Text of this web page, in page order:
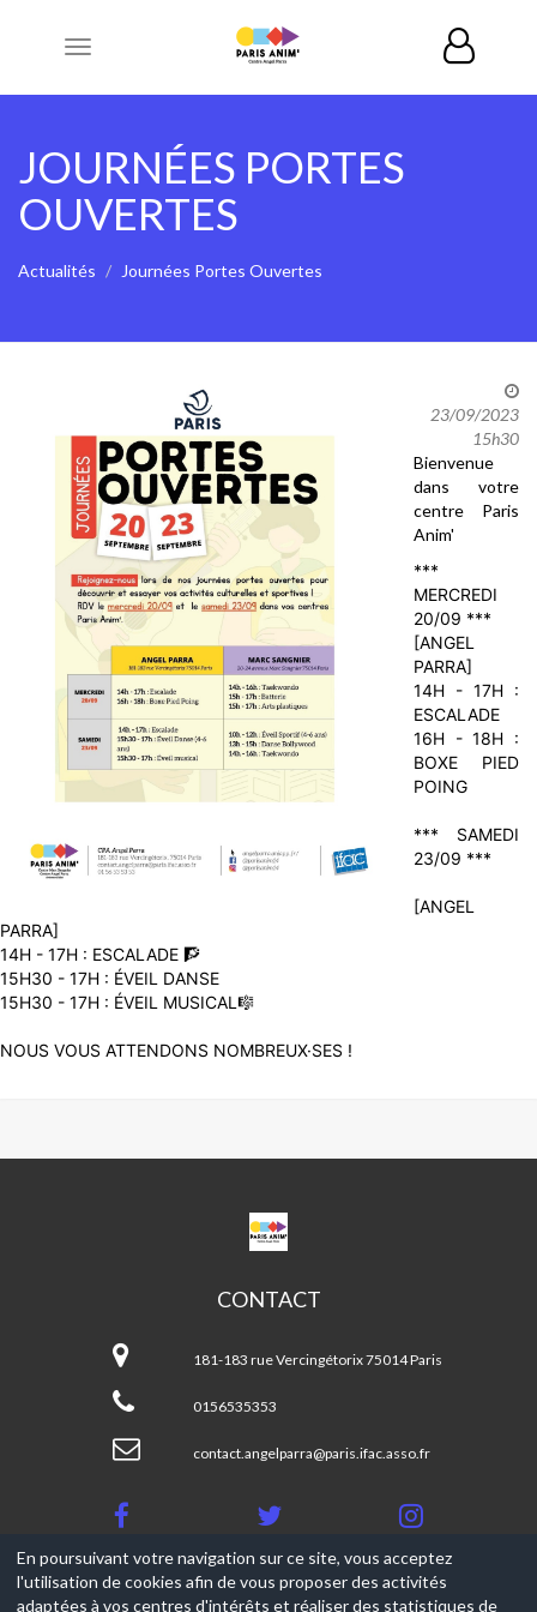
Toggle
JOURNÉES PORTES
OUVERTES
Actualités Journées Portes Ouvertes
23/09/2023
15h30
Bienvenue
dans votre
centre Paris
Anim'
***
MERCREDI
20/09 ***
[ANGEL
PARRA]
14H - 17H :
ESCALADE
16H - 18H :
BOXE PIED
POING
*** SAMEDI
23/09 ***
[ANGEL
PARRA]
14H - 17H : ESCALADE 🧗
15H30 - 17H : ÉVEIL DANSE
15H30 - 17H : ÉVEIL MUSICAL🎼
NOUS VOUS ATTENDONS NOMBREUX·SES !
CPA
ANGEL
CONTACT
Angel
Parra
181-183 rue Vercingétorix 75014 Paris
0156535353
contact.angelparra@paris.ifac.asso.fr
© 2017-2026, Ce site est propulsé par Aniapps.fr
En poursuivant votre navigation sur ce site, vous acceptez
l'utilisation de cookies afin de vous proposer des activités
adaptées à vos centres d'intérêts et réaliser des statistiques de